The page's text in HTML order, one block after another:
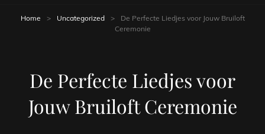
Home > Uncategorized >
De Perfecte Liedjes voor Jouw Bruiloft
Ceremonie
De Perfecte Liedjes voor
Jouw Bruiloft Ceremonie